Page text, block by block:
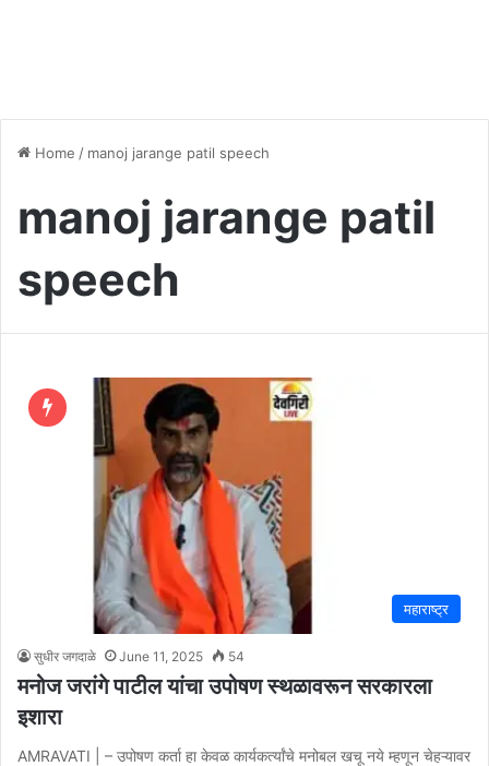
Home / manoj jarange patil speech
manoj jarange patil
speech
महाराष्ट्र
सुधीर जगदाळे June 11, 2025 54
मनोज जरांगे पाटील यांचा उपोषण स्थळावरून सरकारला
इशारा
AMRAVATI | – उपोषण कर्ता हा केवळ कार्यकर्त्यांचे मनोबल खचू नये म्हणून चेहऱ्यावर